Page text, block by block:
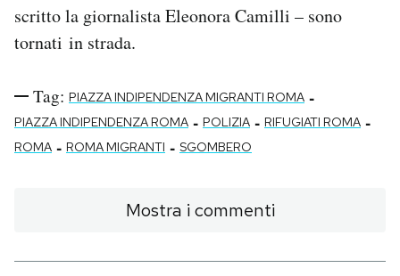
scritto la giornalista Eleonora Camilli – sono
tornati in strada.
Tag: PIAZZA INDIPENDENZA MIGRANTI ROMA -
PIAZZA INDIPENDENZA ROMA - POLIZIA - RIFUGIATI ROMA -
ROMA - ROMA MIGRANTI - SGOMBERO
Mostra i commenti